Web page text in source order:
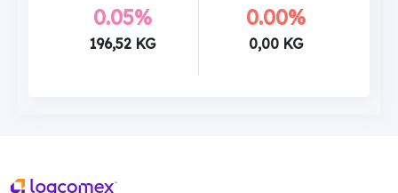
0.05%
196,52 KG
0.00%
0,00 KG